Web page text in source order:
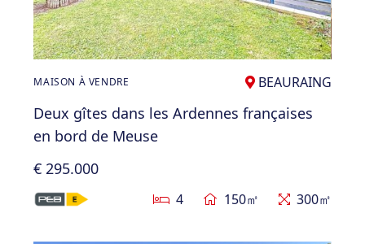
MAISON À VENDRE BEAURAING
Deux gîtes dans les Ardennes françaises
en bord de Meuse
€ 295.000
4 150㎡ 300㎡